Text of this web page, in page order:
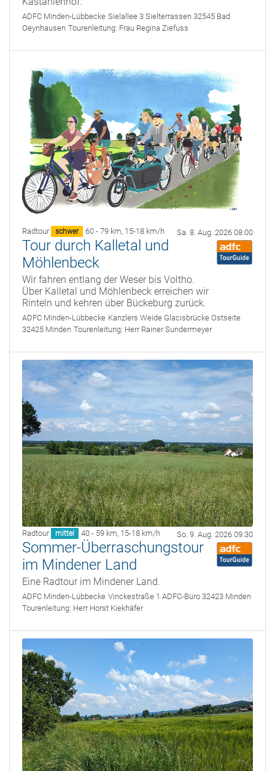
ADFC Minden-Lübbecke Sielallee 3 Sielterrassen 32545 Bad
Oeynhausen Tourenleitung: Frau Regina Ziefuss
Radtour schwer 60 - 79 km, 15-18 km/h Sa. 8. Aug. 2026 08:00
Tour durch Kalletal und
Möhlenbeck
Wir fahren entlang der Weser bis Voltho.
Über Kalletal und Möhlenbeck erreichen wir
Rinteln und kehren über Bückeburg zurück.
ADFC Minden-Lübbecke Kanzlers Weide Glacisbrücke Ostseite
32425 Minden Tourenleitung: Herr Rainer Sundermeyer
Radtour mittel 40 - 59 km, 15-18 km/h So. 9. Aug. 2026 09:30
Sommer-Überraschungstour
im Mindener Land
Eine Radtour im Mindener Land.
ADFC Minden-Lübbecke Vinckestraße 1 ADFC-Büro 32423 Minden
Tourenleitung: Herr Horst Kiekhäfer